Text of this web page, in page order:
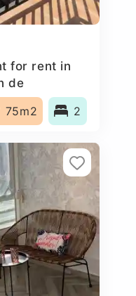
for rent in
de
75m2 2